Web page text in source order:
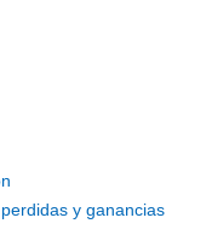
y ganancias